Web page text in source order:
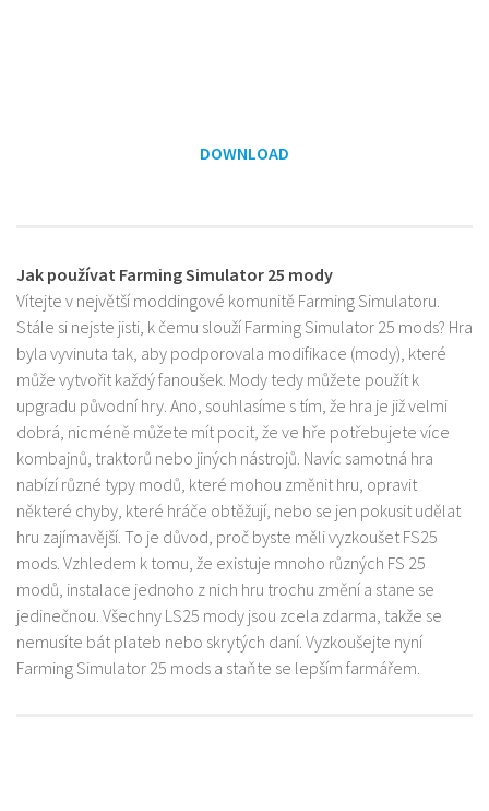
DOWNLOAD
Jak používat Farming Simulator 25 mody
Vítejte v největší moddingové komunitě Farming Simulatoru.
Stále si nejste jisti, k čemu slouží Farming Simulator 25 mods? Hra
byla vyvinuta tak, aby podporovala modifikace (mody), které
může vytvořit každý fanoušek. Mody tedy můžete použít k
upgradu původní hry. Ano, souhlasíme s tím, že hra je již velmi
dobrá, nicméně můžete mít pocit, že ve hře potřebujete více
kombajnů, traktorů nebo jiných nástrojů. Navíc samotná hra
nabízí různé typy modů, které mohou změnit hru, opravit
některé chyby, které hráče obtěžují, nebo se jen pokusit udělat
hru zajímavější. To je důvod, proč byste měli vyzkoušet FS25
mods. Vzhledem k tomu, že existuje mnoho různých FS 25
modů, instalace jednoho z nich hru trochu změní a stane se
jedinečnou. Všechny LS25 mody jsou zcela zdarma, takže se
nemusíte bát plateb nebo skrytých daní. Vyzkoušejte nyní
Farming Simulator 25 mods a staňte se lepším farmářem.